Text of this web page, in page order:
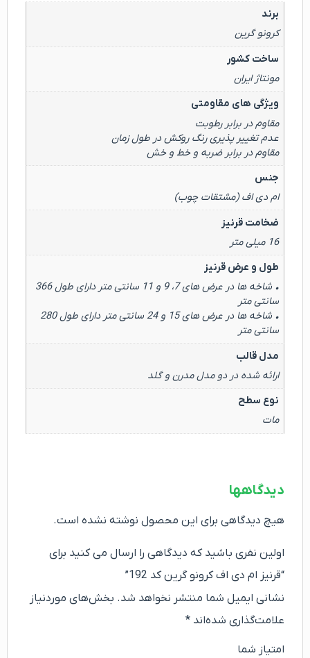
برند
کرونو گرین
ساخت کشور
مونتاژ ایران
ویژگی های مقاومتی
مقاوم در برابر رطوبت
عدم تغییر پذیری رنگ روکش در طول زمان
مقاوم در برابر ضربه و خط و خش
جنس
ام دی اف (مشتقات چوب)
ضخامت قرنیز
16 میلی متر
طول و عرض قرنیز
• شاخه ها در عرض های 7، 9 و 11 سانتی متر دارای طول 366
سانتی متر
• شاخه ها در عرض های 15 و 24 سانتی متر دارای طول 280
سانتی متر
مدل قالب
ارائه شده در دو مدل مدرن و گلد
نوع سطح
مات
دیدگاهها
هیچ دیدگاهی برای این محصول نوشته نشده است.
اولین نفری باشید که دیدگاهی را ارسال می کنید برای
“قرنیز ام دی اف کرونو گرین کد 192”
نشانی ایمیل شما منتشر نخواهد شد. بخش‌های موردنیاز
علامت‌گذاری شده‌اند *
امتیاز شما